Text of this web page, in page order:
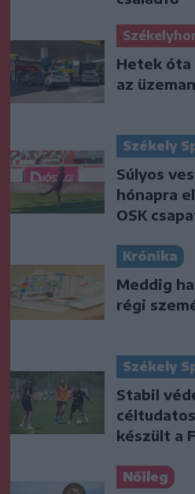
Hetek óta
az
Székely
Súlyos
hónapra
OSK
Krónika
Meddig
régi
Székely
Stabil
készült a
Nőileg